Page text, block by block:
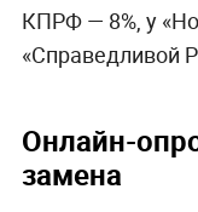
КПРФ — 8%, у
«Справедливой
Онлайн-
замена